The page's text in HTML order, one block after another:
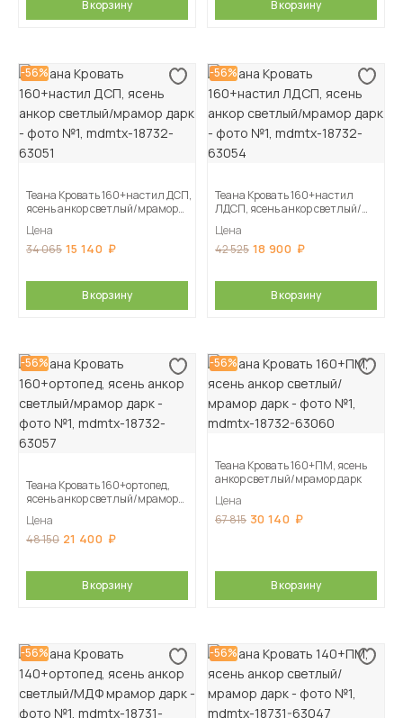
В корзину В корзину
-56%
Теана Кровать 160+настил ДСП,
ясень анкор светлый/мрамор
Цена
34 065 15 140
В корзину
-56%
Теана Кровать 160+настил
ЛДСП, ясень анкор светлый/
Цена
42 525 18 900
В корзину
-56%
Теана Кровать 160+ортопед,
ясень анкор светлый/мрамор
Цена
48 150 21 400
В корзину
-56%
Теана Кровать 160+ПМ, ясень
анкор светлый/мрамор дарк
Цена
67 815 30 140
В корзину
-56% -56%